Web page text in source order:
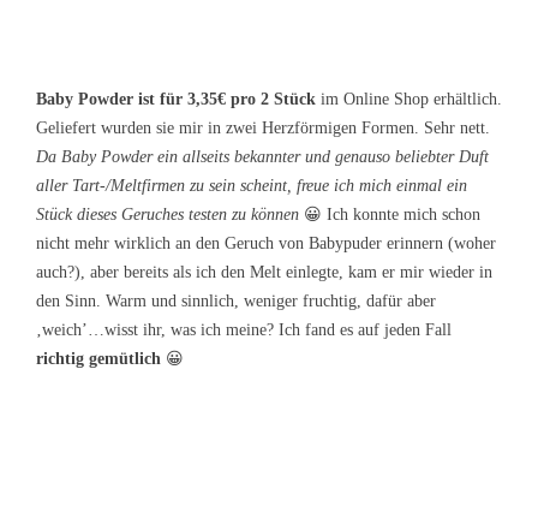
Baby Powder ist für 3,35€ pro 2 Stück im Online Shop erhältlich.
Geliefert wurden sie mir in zwei Herzförmigen Formen. Sehr nett.
Da Baby Powder ein allseits bekannter und genauso beliebter Duft
aller Tart-/Meltfirmen zu sein scheint, freue ich mich einmal ein
Stück dieses Geruches testen zu können 😀 Ich konnte mich schon
nicht mehr wirklich an den Geruch von Babypuder erinnern (woher
auch?), aber bereits als ich den Melt einlegte, kam er mir wieder in
den Sinn. Warm und sinnlich, weniger fruchtig, dafür aber
‚weich’…wisst ihr, was ich meine? Ich fand es auf jeden Fall
richtig gemütlich 😀